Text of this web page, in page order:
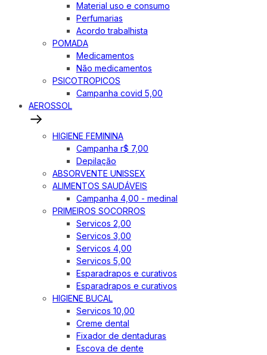
Material uso e consumo
Perfumarias
Acordo trabalhista
POMADA
Medicamentos
Não medicamentos
PSICOTROPICOS
Campanha covid 5,00
AEROSSOL
HIGIENE FEMININA
Campanha r$ 7,00
Depilação
ABSORVENTE UNISSEX
ALIMENTOS SAUDÁVEIS
Campanha 4,00 - medinal
PRIMEIROS SOCORROS
Servicos 2,00
Servicos 3,00
Servicos 4,00
Servicos 5,00
Esparadrapos e curativos
Esparadrapos e curativos
HIGIENE BUCAL
Servicos 10,00
Creme dental
Fixador de dentaduras
Escova de dente